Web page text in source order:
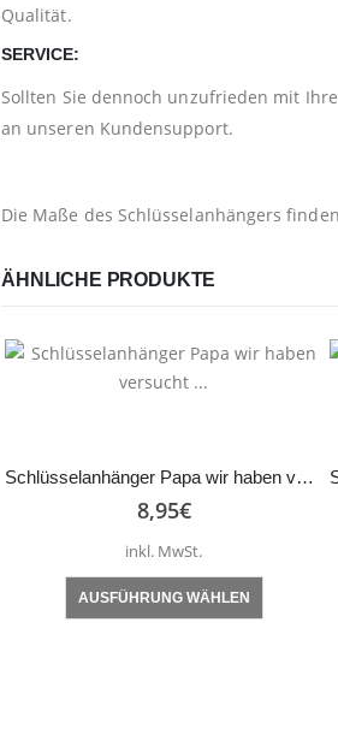
Qualität.
SERVICE:
Sollten Sie dennoch unzufrieden mit
an unseren Kundensupport.
Die Maße des Schlüsselanhängers
ÄHNLICHE PRODUKTE
Schlüsselanhänger Papa wir haben versucht …
8,95€
inkl. MwSt.
AUSFÜHRUNG WÄHLEN
Dieses Produkt weist mehrere Varianten auf. Die Optionen können auf der Produktseite gewählt werden